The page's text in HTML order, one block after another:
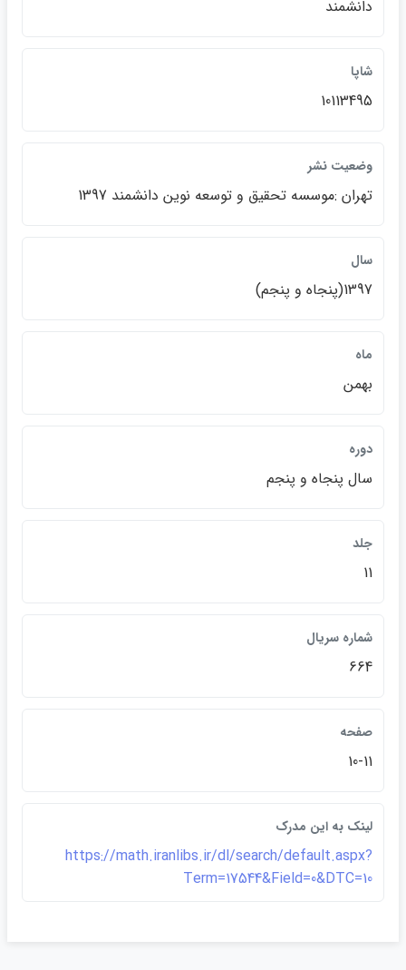
دانشمند
شاپا
10113495
وضعيت نشر
تهران :موسسه تحقيق و توسعه نوين دانشمند 1397
سال
1397(پنجاه و پنجم)
ماه
بهمن
دوره
سال پنجاه و پنجم
جلد
11
شماره سريال
664
صفحه
10-11
لينک به اين مدرک
https://math.iranlibs.ir/dl/search/default.aspx?
Term=17544&Field=0&DTC=10